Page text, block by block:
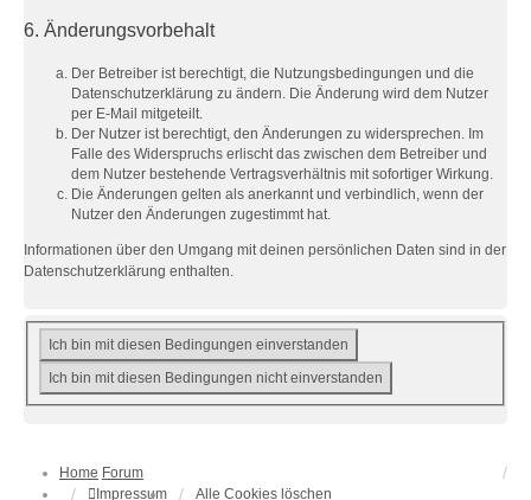
6. Änderungsvorbehalt
Der Betreiber ist berechtigt, die Nutzungsbedingungen und die
Datenschutzerklärung zu ändern. Die Änderung wird dem Nutzer
per E-Mail mitgeteilt.
Der Nutzer ist berechtigt, den Änderungen zu widersprechen. Im
Falle des Widerspruchs erlischt das zwischen dem Betreiber und
dem Nutzer bestehende Vertragsverhältnis mit sofortiger Wirkung.
Die Änderungen gelten als anerkannt und verbindlich, wenn der
Nutzer den Änderungen zugestimmt hat.
Informationen über den Umgang mit deinen persönlichen Daten sind in der
Datenschutzerklärung enthalten.
Home Forum
Impressum
Alle Cookies löschen